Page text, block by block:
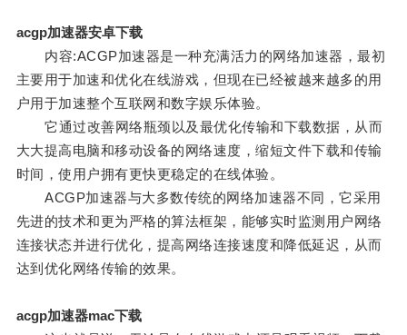
acgp加速器安卓下载
内容:ACGP加速器是一种充满活力的网络加速器，最初
主要用于加速和优化在线游戏，但现在已经被越来越多的用
户用于加速整个互联网和数字娱乐体验。
它通过改善网络瓶颈以及最优化传输和下载数据，从而
大大提高电脑和移动设备的网络速度，缩短文件下载和传输
时间，使用户拥有更快更稳定的在线体验。
ACGP加速器与大多数传统的网络加速器不同，它采用
先进的技术和更为严格的算法框架，能够实时监测用户网络
连接状态并进行优化，提高网络连接速度和降低延迟，从而
达到优化网络传输的效果。
acgp加速器mac下载